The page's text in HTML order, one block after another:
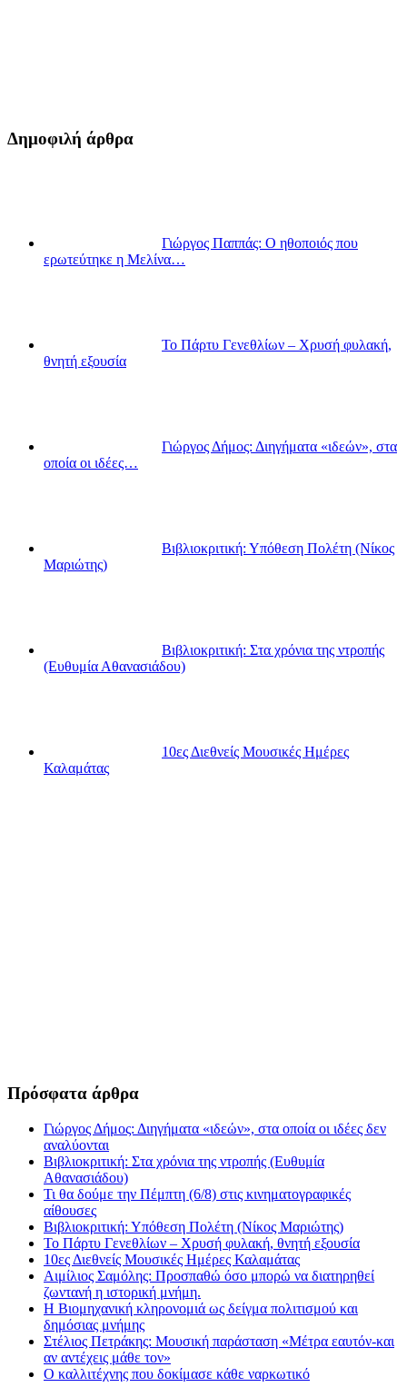
Δημοφιλή άρθρα
Γιώργος Παππάς: Ο ηθοποιός που
ερωτεύτηκε η Μελίνα…
Το Πάρτυ Γενεθλίων – Χρυσή φυλακή,
θνητή εξουσία
Γιώργος Δήμος: Διηγήματα «ιδεών», στα
οποία οι ιδέες…
Βιβλιοκριτική: Υπόθεση Πολέτη (Νίκος
Μαριώτης)
Βιβλιοκριτική: Στα χρόνια της ντροπής
(Ευθυμία Αθανασιάδου)
10ες Διεθνείς Μουσικές Ημέρες
Καλαμάτας
Πρόσφατα άρθρα
Γιώργος Δήμος: Διηγήματα «ιδεών», στα οποία οι ιδέες δεν
αναλύονται
Βιβλιοκριτική: Στα χρόνια της ντροπής (Ευθυμία
Αθανασιάδου)
Τι θα δούμε την Πέμπτη (6/8) στις κινηματογραφικές
αίθουσες
Βιβλιοκριτική: Υπόθεση Πολέτη (Νίκος Μαριώτης)
Το Πάρτυ Γενεθλίων – Χρυσή φυλακή, θνητή εξουσία
10ες Διεθνείς Μουσικές Ημέρες Καλαμάτας
Αιμίλιος Σαμόλης: Προσπαθώ όσο μπορώ να διατηρηθεί
ζωντανή η ιστορική μνήμη.
Η Βιομηχανική κληρονομιά ως δείγμα πολιτισμού και
δημόσιας μνήμης
Στέλιος Πετράκης: Μουσική παράσταση «Μέτρα εαυτόν-και
αν αντέχεις μάθε τον»
Ο καλλιτέχνης που δοκίμασε κάθε ναρκωτικό